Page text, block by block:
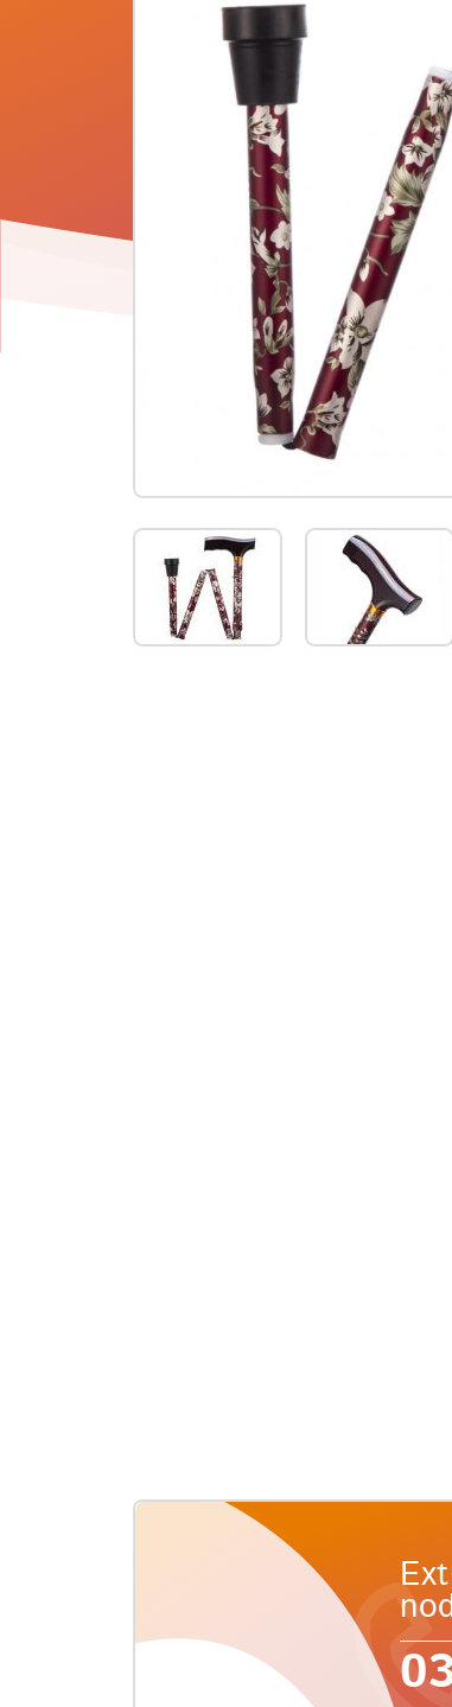
Product
informatie
-
Opvouwbare
wandelstok
74-